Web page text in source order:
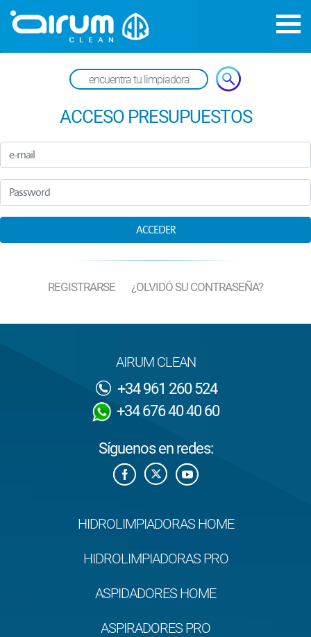
ACCESO PRESUPUESTOS
e-mail
Password
ACCEDER
REGISTRARSE ¿OLVIDÓ SU CONTRASEÑA?
AIRUM CLEAN
+34 961 260 524
+34 676 40 40 60
Síguenos en redes:
HIDROLIMPIADORAS HOME
HIDROLIMPIADORAS PRO
ASPIDADORES HOME
ASPIRADORES PRO